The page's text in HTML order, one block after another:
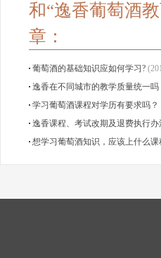
和“逸香葡萄酒
章：
葡萄酒的基础知识应如何学习?
逸香在不同城市的教学质量统一吗
学习葡萄酒课程对学历有要求吗？
逸香课程、考试改期及退费执行办
想学习葡萄酒知识，应该上什么课